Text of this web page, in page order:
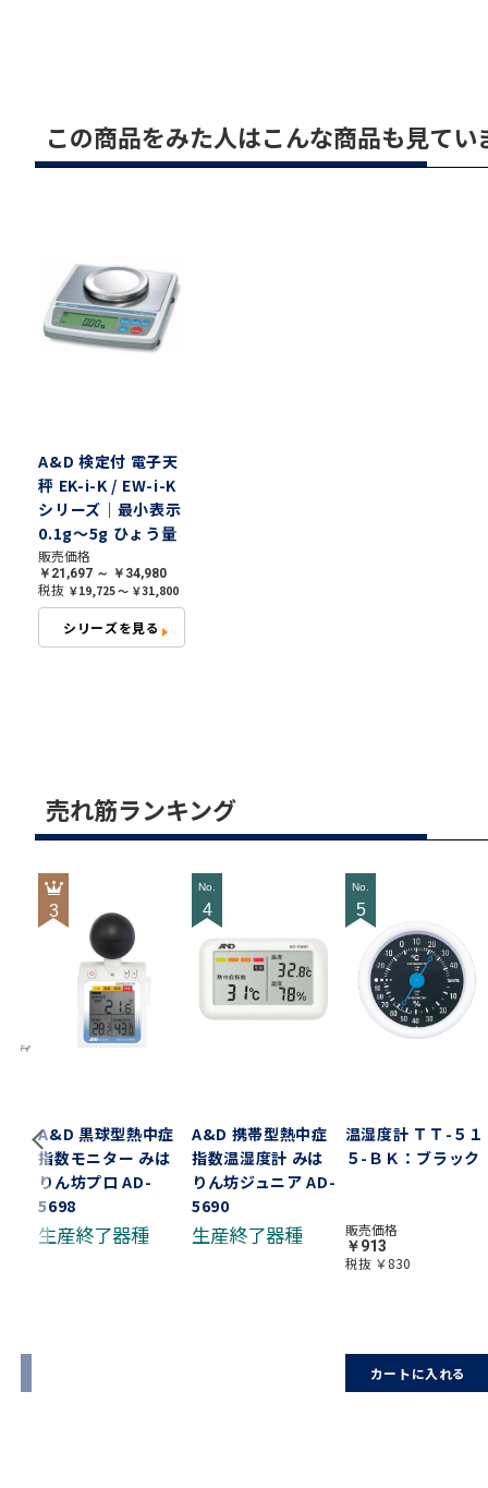
この商品をみた人はこんな商品も見てい
A&D 検定付 電子天
秤 EK-i-K / EW-i-K
シリーズ｜最小表示
0.1g～5g ひょう量
300g～12000g
販売価格
￥21,697 ～ ￥34,980
税抜 ￥19,725 ～ ￥31,800
シリーズを見る
売れ筋ランキング
3
A&D 黒球型熱中症
指数モニター みは
りん坊プロ AD-
5698
生産終了器種
4
A&D 携帯型熱中症
指数温湿度計 みは
りん坊ジュニア AD-
5690
生産終了器種
5
温湿度計 ＴＴ-５１
５-ＢＫ：ブラック
販売価格
￥913
税抜 ￥830
カートに入れる